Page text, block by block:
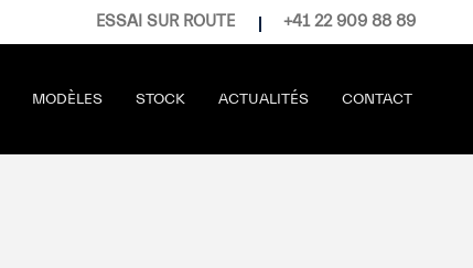
ESSAI SUR ROUTE +41 22 909 88 89
MODÈLES STOCK ACTUALITÉS CONTACT